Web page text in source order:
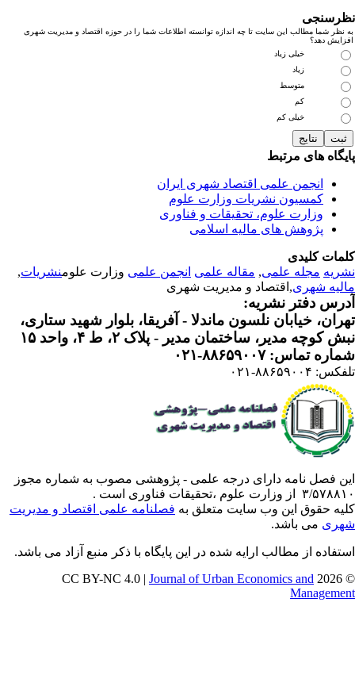
نظر شما مطالب این سایت تا چه اندازه توانسته اطلاعات شما را در حوزه اقتصاد و مدیریت شهری
دهد؟
خیلی زیاد
زیاد
متوسط
خیلی کم
های مرتبط
انجمن علمی اقتصاد شهری ایران
کمسیون نشریات وزارت علوم
وزارت علوم، تحقیقات و فناوری
پژوهش های مالیه اسلامی
کلیدی
مجله علمی, مقاله علمی انجمن علمیوزارت علومنشریات,
شهری ,اقتصاد و مدیریت شهری
دفتر نشریه:
خیابان نلسون ماندلا - آفریقا، بلوار شهید ستاری،
کوچه مدیر، ساختمان مدیر - پلاک ۲، ط ۴، واحد ۱۵
تماس: ۸۸۶۵۹۰۰۷-۰۲۱
۸۸۶۵۹۰۰۴-۰۲۱
فصل نامه دارای درجه علمی - پژوهشی مصوب به شماره مجوز
وزارت علوم ،تحقیقات فناوری است .
حقوق این وب سایت متعلق بهفصلنامه علمی اقتصاد و مدیریت
می باشد.
از مطالب ارایه شده در این پایگاه با ذکر منبع آزاد می باشد.
©
Journal of Urban Economics and